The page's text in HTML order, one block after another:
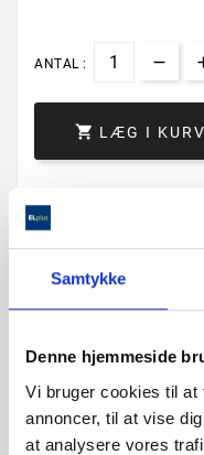
Samtykke
Denne hjemmeside
Vi bruger cookies til at
annoncer, til at vise
at analysere vores
ANTAL :
 LÆG I KURV